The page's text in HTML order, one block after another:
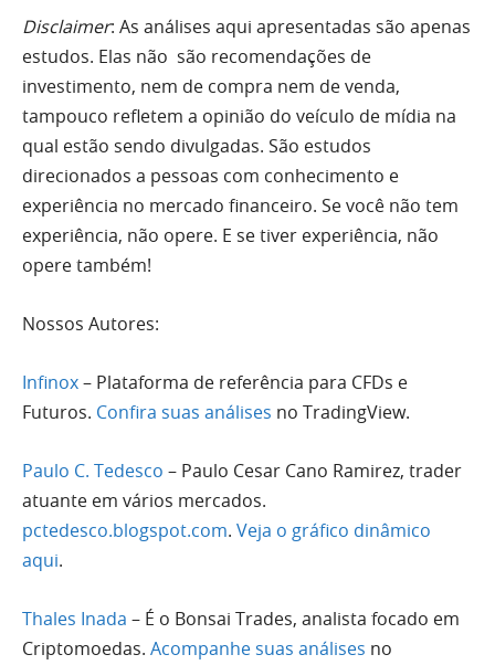
Disclaimer: As análises aqui apresentadas são apenas
estudos. Elas não são recomendações de
investimento, nem de compra nem de venda,
tampouco refletem a opinião do veículo de mídia na
qual estão sendo divulgadas. São estudos
direcionados a pessoas com conhecimento e
experiência no mercado financeiro. Se você não tem
experiência, não opere. E se tiver experiência, não
opere também!
Nossos Autores:
Infinox– Plataforma de referência para CFDs e
Futuros. Confira suas análises no TradingView.
Paulo C. Tedesco – Paulo Cesar Cano Ramirez, trader
atuante em vários mercados.
pctedesco.blogspot.com. Veja o gráfico dinâmico
aqui.
Thales Inada – É o Bonsai Trades, analista focado em
Criptomoedas. Acompanhe suas análises no